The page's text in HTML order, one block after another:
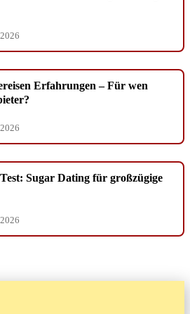
Erfahrungen – Für wen
Sugar Dating für großzügige